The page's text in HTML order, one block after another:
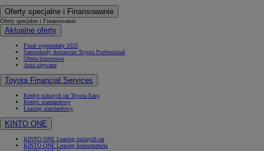
Oferty specjalne i Finansowanie
Oferty specjalne i Finansowanie
Aktualne oferty
Finał wyprzedaży 2025
Samochody dostawcze Toyota Professional
Oferta biznesowa
Auta używane
Toyota Financial Services
Kredyt niższych rat Toyota Easy
Kredyt standardowy
Leasing standardowy
KINTO ONE
KINTO ONE Leasing niższych rat
KINTO ONE Leasing konsumencki